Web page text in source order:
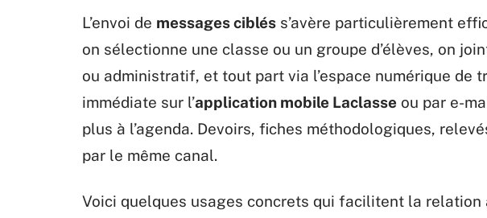
L’envoi de messages ciblés s’avère particulièrement
on sélectionne une classe ou un groupe d’élèves, on
ou administratif, et tout part via l’espace numérique de
immédiate sur l’application mobile Laclasse ou par e-
plus à l’agenda. Devoirs, fiches méthodologiques,
par le même canal.
Voici quelques usages concrets qui facilitent la